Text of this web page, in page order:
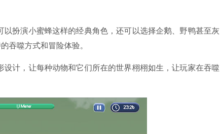
扮演小蜜蜂这样的经典角色，还可以选择企鹅、野鸭甚至灰
吞噬方式和冒险体验。
计，让每种动物和它们所在的世界栩栩如生，让玩家在吞噬